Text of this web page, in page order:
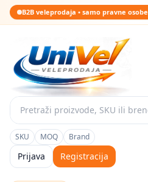
B2B veleprodaja • samo pravne osobe
SKU MOQ Brand
Prijava Registracija